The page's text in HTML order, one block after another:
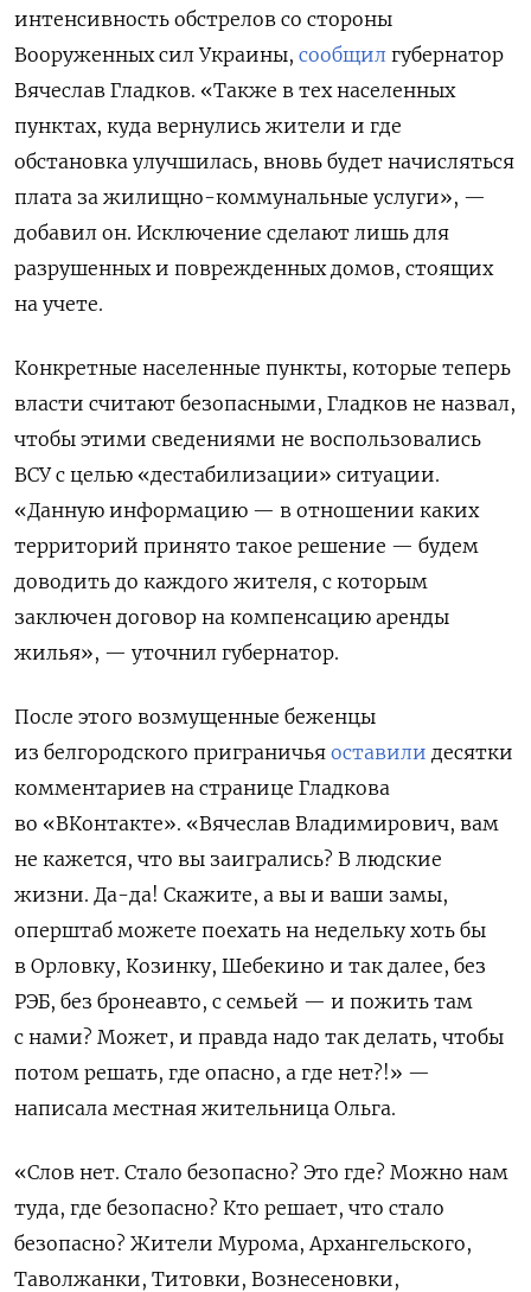
интенсивность обстрелов со стороны
Вооруженных сил Украины, сообщил губернатор
Вячеслав Гладков. «Также в тех населенных
пунктах, куда вернулись жители и где
обстановка улучшилась, вновь будет начисляться
плата за жилищно-коммунальные услуги», —
добавил он. Исключение сделают лишь для
разрушенных и поврежденных домов, стоящих
на учете.
Конкретные населенные пункты, которые теперь
власти считают безопасными, Гладков не назвал,
чтобы этими сведениями не воспользовались
ВСУ с целью «дестабилизации» ситуации.
«Данную информацию — в отношении каких
территорий принято такое решение — будем
доводить до каждого жителя, с которым
заключен договор на компенсацию аренды
жилья», — уточнил губернатор.
После этого возмущенные беженцы
из белгородского приграничья оставили десятки
комментариев на странице Гладкова
во «ВКонтакте». «Вячеслав Владимирович, вам
не кажется, что вы заигрались? В людские
жизни. Да-да! Скажите, а вы и ваши замы,
оперштаб можете поехать на недельку хоть бы
в Орловку, Козинку, Шебекино и так далее, без
РЭБ, без бронеавто, с семьей — и пожить там
с нами? Может, и правда надо так делать, чтобы
потом решать, где опасно, а где нет?!» —
написала местная жительница Ольга.
«Слов нет. Стало безопасно? Это где? Можно нам
туда, где безопасно? Кто решает, что стало
безопасно? Жители Мурома, Архангельского,
Таволжанки, Титовки, Вознесеновки,